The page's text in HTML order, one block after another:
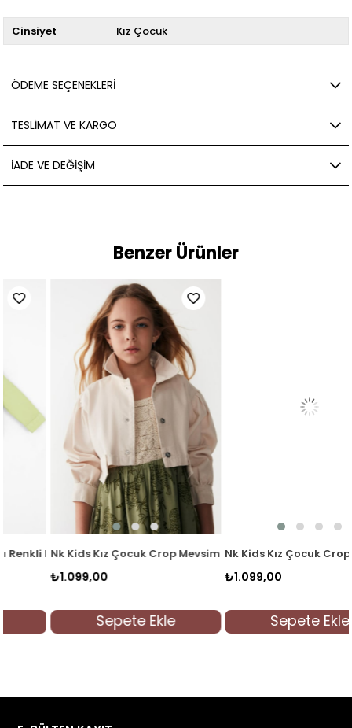
Cinsiyet Kız Çocuk
ÖDEME SEÇENEKLERI
TESLIMAT VE KARGO
İADE VE DEĞIŞIM
Benzer Ürünler
Denim Ceket 36702 Yeşil
Nk Kids Kız Çocuk Crop Mevsimlik Ceket 36704 Krem
₺1.099,00
Sepete Ekle
Nk Kids Kız Çocuk Crop
₺1.099,00
Sepete Ekle